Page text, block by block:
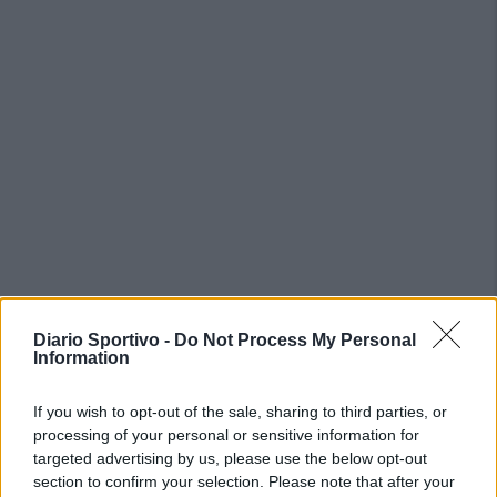
Diario Sportivo - Do Not Process My Personal
Information
If you wish to opt-out of the sale, sharing to third parties, or
processing of your personal or sensitive information for
targeted advertising by us, please use the below opt-out
section to confirm your selection. Please note that after your
PIÙ LETTI OGGI
L'Ilva si completa con Markic, Contucci,
Carlucci, Bevilacqua, Solinas, Souare e Galic
7 Ago 2026